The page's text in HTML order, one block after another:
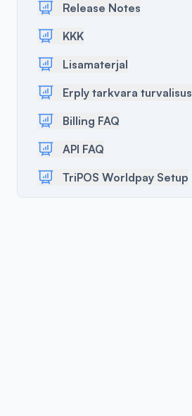
Release Notes
KKK
Lisamaterjal
Erply tarkvara turvalisus
Billing FAQ
API FAQ
TriPOS Worldpay Setup